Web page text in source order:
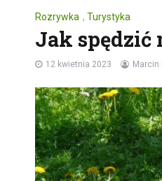
Rozrywka , Turystyka
Jak spędzić
12 kwietnia 2023 Marcin